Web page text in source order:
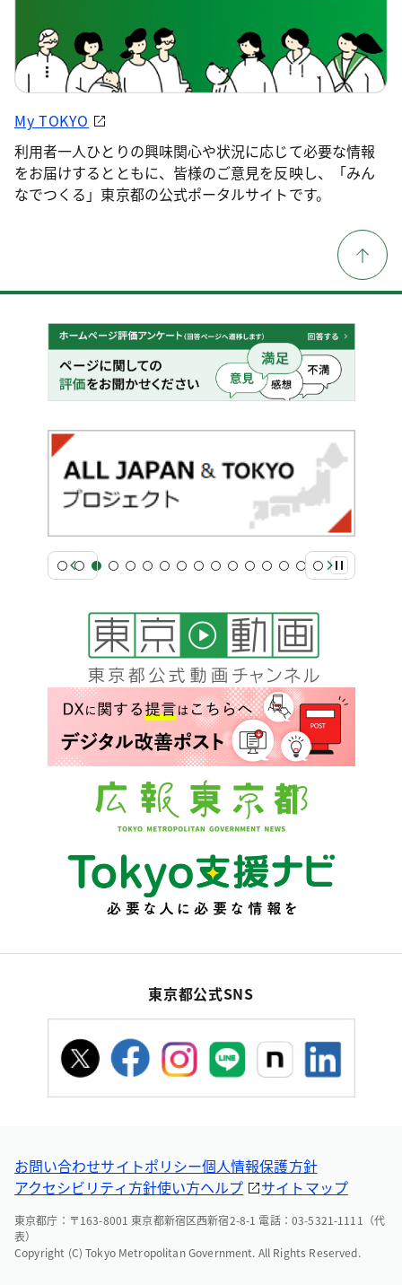
My TOKYO
利用者一人ひとりの興味関心や状況に応じて必要な情報
をお届けするとともに、皆様のご意見を反映し、「みん
なでつくる」東京都の公式ポータルサイトです。
東京都公式SNS
お問い合わせサイトポリシー個人情報保護方針
アクセシビリティ方針使い方ヘルプ サイトマップ
東京都庁：〒163-8001 東京都新宿区西新宿2-8-1 電話：03-5321-1111（代
表）
Copyright (C) Tokyo Metropolitan Government. All Rights Reserved.